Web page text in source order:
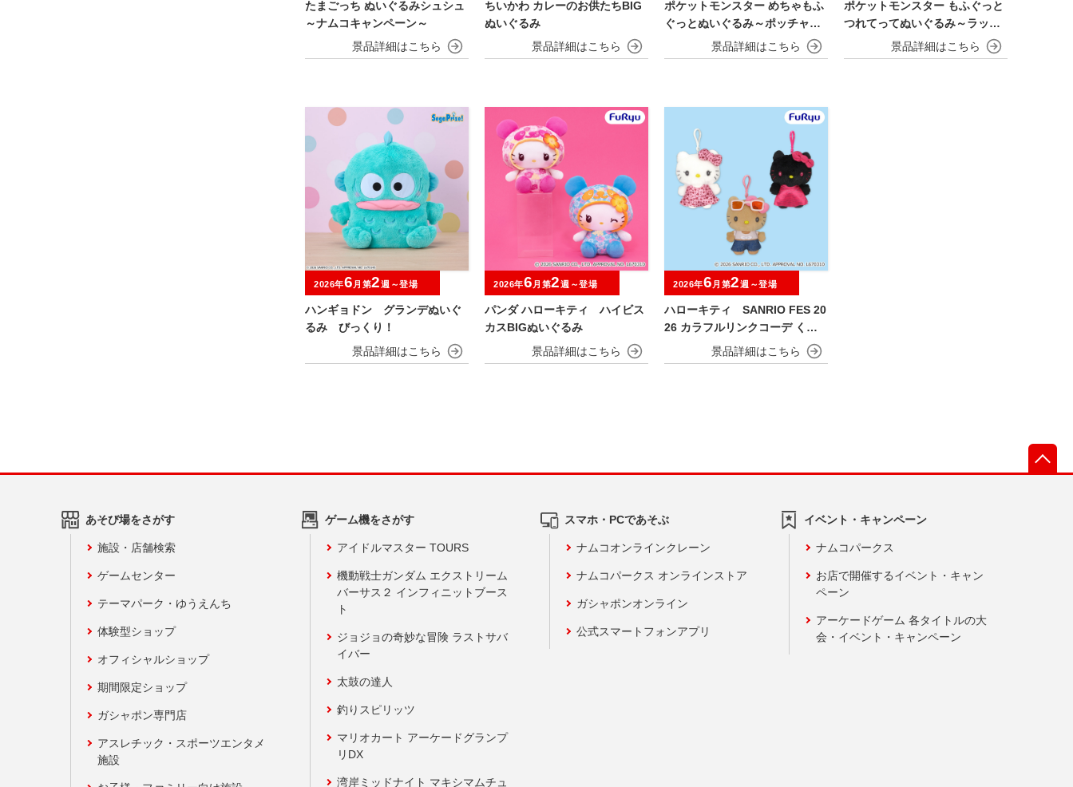
たまごっち ぬいぐるみシュシュ
～ナムコキャンペーン～
ちいかわ カレーのお供たちBIG
ぬいぐるみ
ポケットモンスター めちゃもふ
ぐっとぬいぐるみ～ポッチャマ
ポケットモンスター もふぐっと
つれてってぬいぐるみ～ラッキ
ー・ホゲータ～
ハンギョドン グランデぬいぐ
るみ びっくり！
2026年6 月第2週～登場
パンダ ハローキティ ハイビス
カスBIGぬいぐるみ
2026年6 月第2週～登場
ハローキティ SANRIO FES 20
26 カラフルリンクコーデ くり
っぴぃ ぬいぐるみ
2026年6 月第2週～登場
あそび場をさがす
施設・店舗検索
ゲームセンター
テーマパーク・ゆうえんち
体験型ショップ
オフィシャルショップ
期間限定ショップ
ガシャポン専門店
アスレチック・スポーツエンタメ
施設
ゲーム機をさがす
アイドルマスター TOURS
機動戦士ガンダム エクストリーム
バーサス２ インフィニットブース
ト
ジョジョの奇妙な冒険 ラストサバ
イバー
太鼓の達人
釣りスピリッツ
マリオカート アーケードグランプ
リDX
湾岸ミッドナイト マキシマムチュ
スマホ・PCであそぶ
ナムコオンラインクレーン
ナムコパークス オンラインストア
ガシャポンオンライン
公式スマートフォンアプリ
イベント・キャンペーン
ナムコパークス
お店で開催するイベント・キャン
ペーン
アーケードゲーム 各タイトルの大
会・イベント・キャンペーン